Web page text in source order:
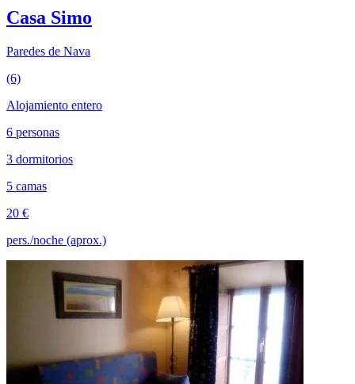
Casa Simo
Paredes de Nava
(6)
Alojamiento entero
6 personas
3 dormitorios
5 camas
20 €
pers./noche (aprox.)